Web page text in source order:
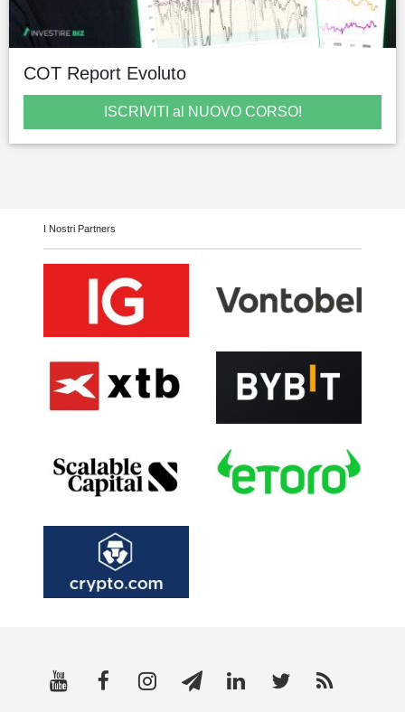
COT Report Evoluto
ISCRIVITI al NUOVO CORSO!
I Nostri Partners